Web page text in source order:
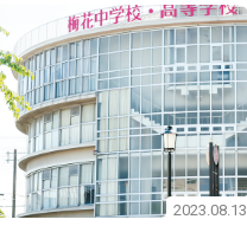
2023.08.13